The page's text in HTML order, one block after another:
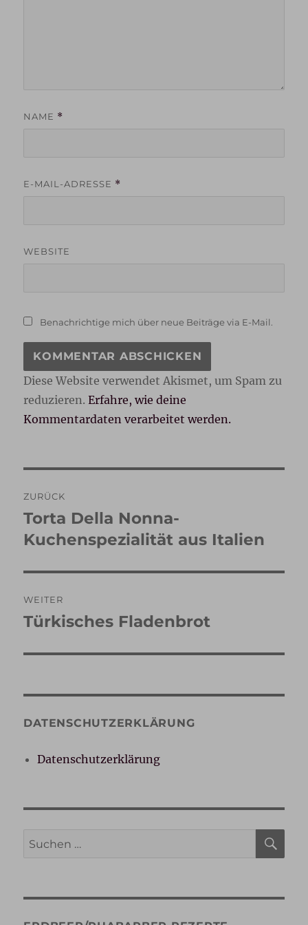
NAME *
E-MAIL-ADRESSE *
WEBSITE
Benachrichtige mich über neue Beiträge via E-Mail.
Diese Website verwendet Akismet, um Spam zu
reduzieren.Erfahre, wie deine
Kommentardaten verarbeitet werden.
ZURÜCK
Vorheriger
Beitrag:
Torta Della Nonna-
Kuchenspezialität aus Italien
WEITER
Nächster
Türkisches Fladenbrot
DATENSCHUTZERKLÄRUNG
Datenschutzerklärung
Suche